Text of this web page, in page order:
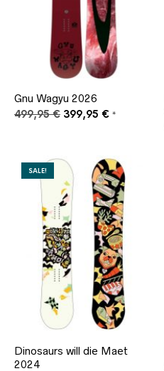
Gnu Wagyu 2026
499,95€ Ursprünglicher
399,95 €Aktueller
*
SALE!
Dinosaurs will die Maet
2024